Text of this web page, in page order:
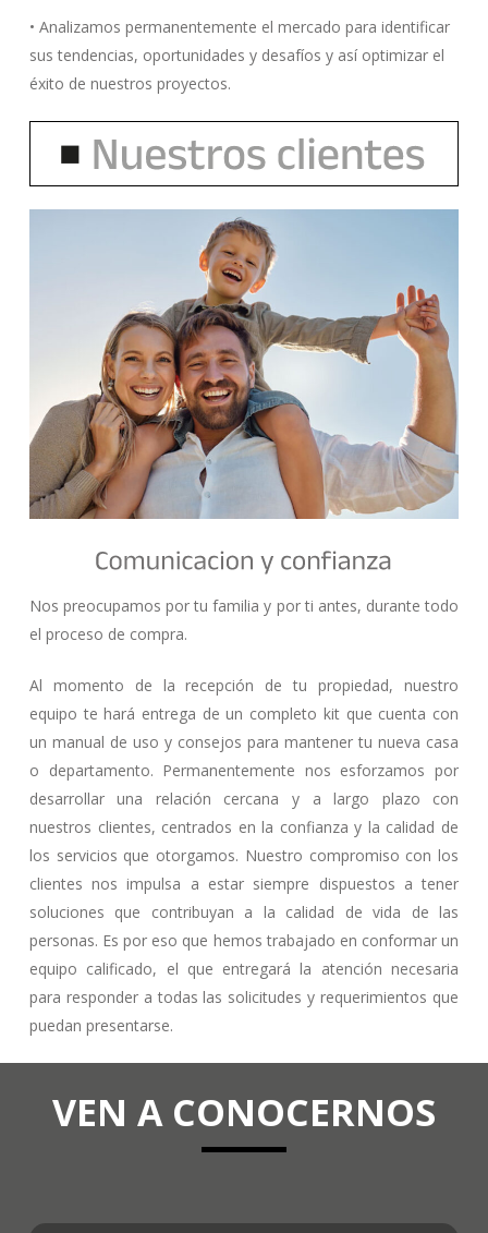
• Analizamos permanentemente el mercado para identificar
sus tendencias, oportunidades y desafíos y así optimizar el
éxito de nuestros proyectos.
Nos preocupamos por tu familia y por ti antes, durante todo
el proceso de compra.
Al momento de la recepción de tu propiedad, nuestro
equipo te hará entrega de un completo kit que cuenta con
un manual de uso y consejos para mantener tu nueva casa
o departamento. Permanentemente nos esforzamos por
desarrollar una relación cercana y a largo plazo con
nuestros clientes, centrados en la confianza y la calidad de
los servicios que otorgamos. Nuestro compromiso con los
clientes nos impulsa a estar siempre dispuestos a tener
soluciones que contribuyan a la calidad de vida de las
personas. Es por eso que hemos trabajado en conformar un
equipo calificado, el que entregará la atención necesaria
para responder a todas las solicitudes y requerimientos que
puedan presentarse.
VEN A CONOCERNOS